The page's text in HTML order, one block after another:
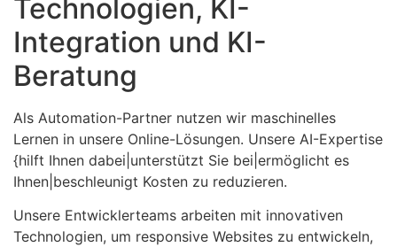
Technologien, KI-
Integration und KI-
Beratung
Als Automation-Partner nutzen wir maschinelles
Lernen in unsere Online-Lösungen. Unsere AI-Expertise
{hilft Ihnen dabei|unterstützt Sie bei|ermöglicht es
Ihnen|beschleunigt Kosten zu reduzieren.
Unsere Entwicklerteams arbeiten mit innovativen
Technologien, um responsive Websites zu entwickeln,